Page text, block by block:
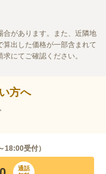
合があります。また、近隣地
出した価格が一部含まれて
にてご確認ください。
方へ
18:00受付）
通話